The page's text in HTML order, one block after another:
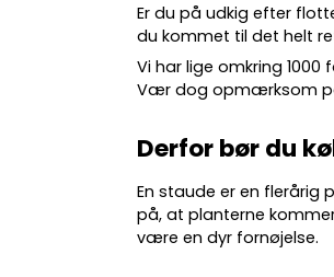
Er du på udkig efter
du kommet til det helt
Vi har lige omkring 1000
Vær dog opmærksom
Derfor bør du
En staude er en flerårig
på, at planterne
være en dyr fornøjelse.